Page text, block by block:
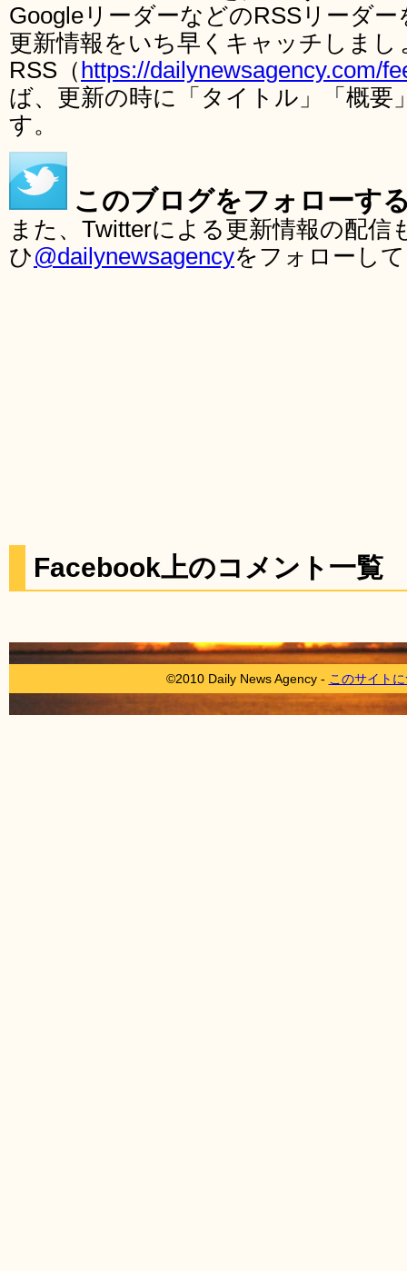
GoogleリーダーなどのRSSリーダ
更新情報をいち早くキャッチしま
RSS（ https://dailynewsagency.com/
ば、更新の時に「タイトル」「概要
す。
このブログをフォローす
また、Twitterによる更新情報の配
ひ@dailynewsagencyをフォローし
Facebook上のコメント一覧
©2010 Daily News Agency - このサイト